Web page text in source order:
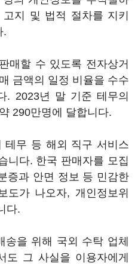
지 및 법적 절차를 지키
.
매할 수 있도록 전자상거
금액의 일정 비율을 수수
. 2023년 말 기준 테무의
290만명에 달합니다.
테무 등 해외 직구 서비스
니다. 한국 판매자를 모집
증과 안면 정보 등 민감한
도가 나오자, 개인정보위
다.
을 위해 국외 수탁 업체
도 그 사실을 이용자에게